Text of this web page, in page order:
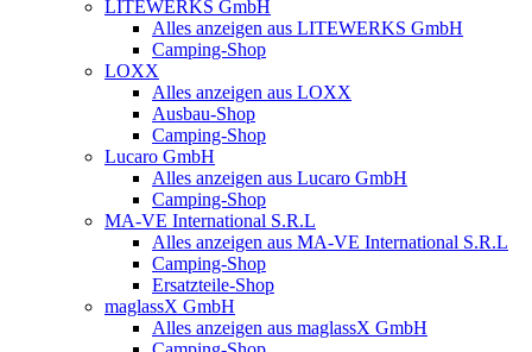
LITEWERKS GmbH
Alles anzeigen aus LITEWERKS GmbH
Camping-Shop
LOXX
Alles anzeigen aus LOXX
Ausbau-Shop
Camping-Shop
Lucaro GmbH
Alles anzeigen aus Lucaro GmbH
Camping-Shop
MA-VE International S.R.L
Alles anzeigen aus MA-VE International S.R.L
Camping-Shop
Ersatzteile-Shop
maglassX GmbH
Alles anzeigen aus maglassX GmbH